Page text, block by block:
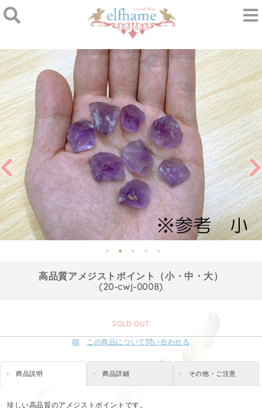
高品質アメジストポイント（小・中・大）
(20-cwj-0008)
SOLD OUT
この商品について問い合わせる
商品説明 商品詳細 その他・ご注意
珍しい高品質のアメジストポイントです。